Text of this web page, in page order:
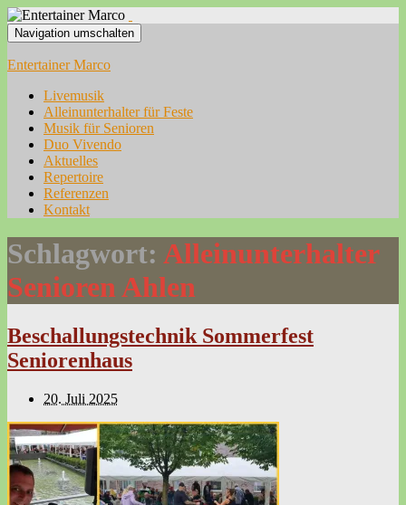
Navigation umschalten
Entertainer Marco
Livemusik
Alleinunterhalter für Feste
Musik für Senioren
Duo Vivendo
Aktuelles
Repertoire
Referenzen
Kontakt
Schlagwort: Alleinunterhalter
Senioren Ahlen
Beschallungstechnik Sommerfest
Seniorenhaus
20. Juli 2025